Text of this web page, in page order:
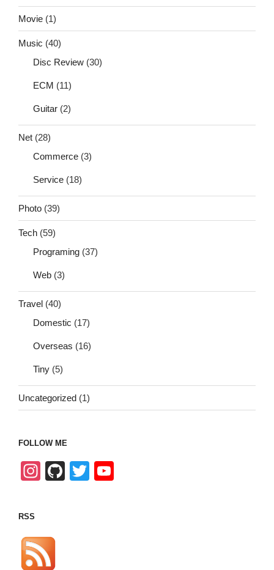
Movie (1)
Music (40)
Disc Review (30)
ECM (11)
Guitar (2)
Net (28)
Commerce (3)
Service (18)
Photo (39)
Tech (59)
Programing (37)
Web (3)
Travel (40)
Domestic (17)
Overseas (16)
Tiny (5)
Uncategorized (1)
FOLLOW ME
In
a
Gi T
RSS